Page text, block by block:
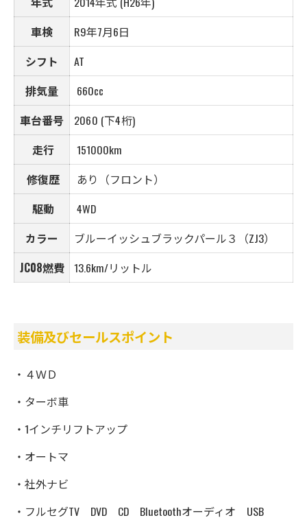
車検
R9年7月6日
シフト
AT
排気量
660cc
車台番号
2060 (下4桁)
走行
151000km
修復歴
あり（フロント）
駆動
4WD
カラー
ブルーイッシュブラックパール３（ZJ3）
JC08燃費
13.6km/リットル
装備及びセールスポイント
・４ＷＤ
・ターボ車
・1インチリフトアップ
・オートマ
・社外ナビ
・フルセグTV DVD CD Bluetoothオーディオ USB